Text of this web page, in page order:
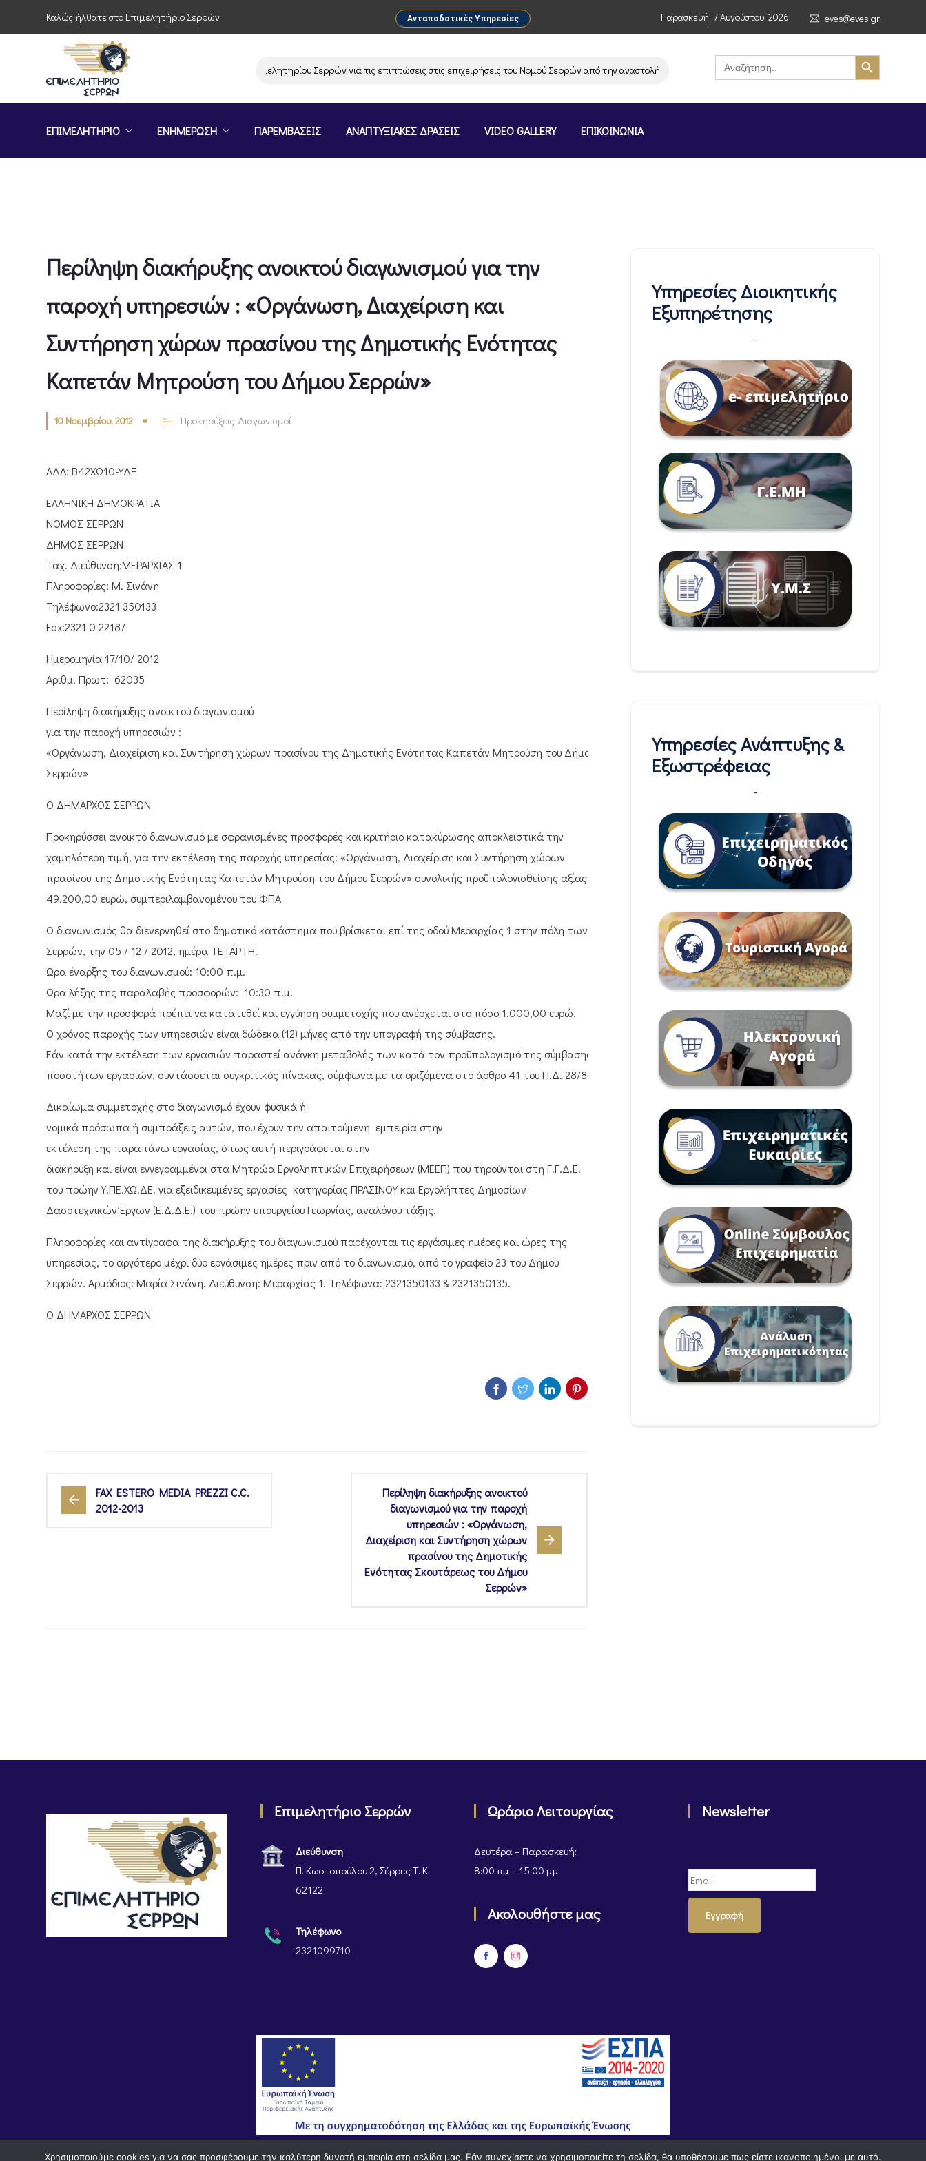
Καλώς ήλθατε στο Επιμελητήριο Σερρών Ανταποδοτικές Υπηρεσίες Παρασκευή, 7 Αυγούστου, 2026 eves@eves.gr
Παρέμβαση του Επιμελητηρίου Σερρών για τις επιπτώσεις στις επιχειρήσεις του Νομού Σερρών από την αναστολή λειτουργίας της αλυσίδας σούπερ μάρκετ MERE στην Ελλάδα –
Search
for:
Search Button
ΕΠΙΜΕΛΗΤΗΡΙΟ ΕΝΗΜΕΡΩΣΗ ΠΑΡΕΜΒΑΣΕΙΣ ΑΝΑΠΤΥΞΙΑΚΕΣ ΔΡΑΣΕΙΣ VIDEO GALLERY ΕΠΙΚΟΙΝΩΝΙΑ
Περίληψη διακήρυξης ανοικτού διαγωνισμού για την
παροχή υπηρεσιών : «Οργάνωση, Διαχείριση και
Συντήρηση χώρων πρασίνου της Δημοτικής Ενότητας
Καπετάν Μητρούση του Δήμου Σερρών»
10 Νοεμβρίου, 2012 Προκηρύξεις-Διαγωνισμοί
ΑΔΑ: Β42ΧΩ10-ΥΔΞ
ΕΛΛΗΝΙΚΗ ΔΗΜΟΚΡΑΤΙΑ
ΝΟΜΟΣ ΣΕΡΡΩΝ
ΔΗΜΟΣ ΣΕΡΡΩΝ
Ταχ. Διεύθυνση:ΜΕΡΑΡΧΙΑΣ 1
Πληροφορίες: Μ. Σινάνη
Τηλέφωνο:2321 350133
Fax:2321 0 22187
Ημερομηνία 17/10/ 2012
Αριθμ. Πρωτ: 62035
Περίληψη διακήρυξης ανοικτού διαγωνισμού
για την παροχή υπηρεσιών :
«Οργάνωση, Διαχείριση και Συντήρηση χώρων πρασίνου της Δημοτικής Ενότητας Καπετάν Μητρούση του Δήμου
Σερρών»
Ο ΔΗΜΑΡΧΟΣ ΣΕΡΡΩΝ
Προκηρύσσει ανοικτό διαγωνισμό με σφραγισμένες προσφορές και κριτήριο κατακύρωσης αποκλειστικά την
χαμηλότερη τιμή, για την εκτέλεση της παροχής υπηρεσίας: «Οργάνωση, Διαχείριση και Συντήρηση χώρων
πρασίνου της Δημοτικής Ενότητας Καπετάν Μητρούση του Δήμου Σερρών» συνολικής προϋπολογισθείσης αξίας
49.200,00 ευρώ, συμπεριλαμβανομένου του ΦΠΑ
Ο διαγωνισμός θα διενεργηθεί στο δημοτικό κατάστημα που βρίσκεται επί της οδού Μεραρχίας 1 στην πόλη των
Σερρών, την 05 / 12 / 2012, ημέρα ΤΕΤΑΡΤΗ.
Ώρα έναρξης του διαγωνισμού: 10:00 π.μ.
Ώρα λήξης της παραλαβής προσφορών: 10:30 π.μ.
Μαζί με την προσφορά πρέπει να κατατεθεί και εγγύηση συμμετοχής που ανέρχεται στο πόσο 1.000,00 ευρώ.
Ο χρόνος παροχής των υπηρεσιών είναι δώδεκα (12) μήνες από την υπογραφή της σύμβασης.
Εάν κατά την εκτέλεση των εργασιών παραστεί ανάγκη μεταβολής των κατά τον προϋπολογισμό της σύμβασης
ποσοτήτων εργασιών, συντάσσεται συγκριτικός πίνακας, σύμφωνα με τα οριζόμενα στο άρθρο 41 του Π.Δ. 28/80.
Δικαίωμα συμμετοχής στο διαγωνισμό έχουν φυσικά ή
νομικά πρόσωπα ή συμπράξεις αυτών, που έχουν την απαιτούμενη εμπειρία στην
εκτέλεση της παραπάνω εργασίας, όπως αυτή περιγράφεται στην
διακήρυξη και είναι εγγεγραμμένοι στα Μητρώα Εργοληπτικών Επιχειρήσεων (ΜΕΕΠ) που τηρούνται στη Γ.Γ.Δ.Ε.
του πρώην Υ.ΠΕ.ΧΩ.ΔΕ. για εξειδικευμένες εργασίες κατηγορίας ΠΡΑΣΙΝΟΥ και Εργολήπτες Δημοσίων
Δασοτεχνικών Έργων (Ε.Δ.Δ.Ε.) του πρώην υπουργείου Γεωργίας, αναλόγου τάξης.
Πληροφορίες και αντίγραφα της διακήρυξης του διαγωνισμού παρέχονται τις εργάσιμες ημέρες και ώρες της
υπηρεσίας, το αργότερο μέχρι δύο εργάσιμες ημέρες πριν από το διαγωνισμό, από το γραφείο 23 του Δήμου
Σερρών. Αρμόδιος: Μαρία Σινάνη. Διεύθυνση: Μεραρχίας 1. Τηλέφωνα: 2321350133 & 2321350135.
Ο ΔΗΜΑΡΧΟΣ ΣΕΡΡΩΝ
FAX ESTERO MEDIA PREZZI C.C.
2012-2013
Περίληψη διακήρυξης ανοικτού
διαγωνισμού για την παροχή
υπηρεσιών : «Οργάνωση,
Διαχείριση και Συντήρηση χώρων
πρασίνου της Δημοτικής
Ενότητας Σκουτάρεως του Δήμου
Σερρών»
Υπηρεσίες Διοικητικής
Εξυπηρέτησης
-
Υπηρεσίες Ανάπτυξης &
Εξωστρέφειας
-
Επιμελητήριο Σερρών
Διεύθυνση
Π. Κωστοπούλου 2, Σέρρες Τ. Κ.
62122
Τηλέφωνο
2321099710
Ωράριο Λειτουργίας
Δευτέρα – Παρασκευή:
8:00 πμ – 15:00 μμ
Ακολουθήστε μας
Newsletter
Εγγραφή
Χρησιμοποιούμε cookies για να σας προσφέρουμε την καλύτερη δυνατή εμπειρία στη σελίδα μας. Εάν συνεχίσετε να χρησιμοποιείτε τη σελίδα, θα υποθέσουμε πως είστε ικανοποιημένοι με αυτό.